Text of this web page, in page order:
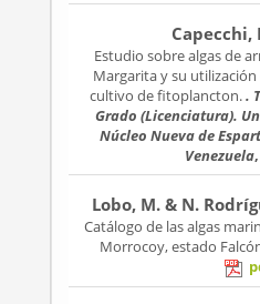
Capecchi,
Estudio sobre algas de
Margarita y su
cultivo de fitoplancton..
Grado (Licenciatura).
Núcleo Nueva de
Venezuela
Lobo, M. & N.
Catálogo de las algas
Morrocoy, estado